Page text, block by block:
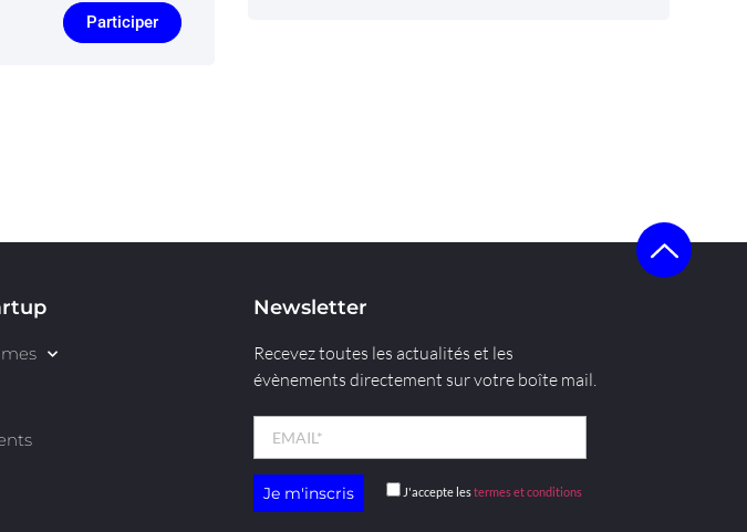
Participer
Newsletter
Recevez toutes les actualités et les
évènements directement sur votre boîte mail.
J'accepte lestermes et conditions